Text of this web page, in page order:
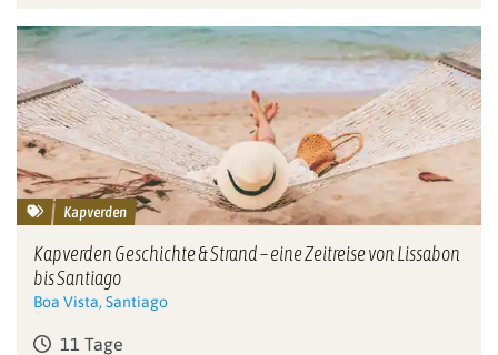
Kapverden
Kapverden Geschichte & Strand – eine Zeitreise von Lissabon
bis Santiago
Boa Vista, Santiago
11 Tage